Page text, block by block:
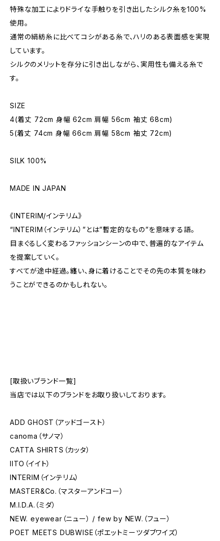
特殊な加工によりドライな手触りを引き出したシルク糸を100%
使用。
通常の絹紡糸に比べてコシがある糸で、ハリのある表面感を実現
しています。
シルクのメリットを存分に引き出しながら、実用性も備える糸で
す。
SIZE
4(着丈 72cm 身幅 62cm 肩幅 56cm 袖丈 68cm)
5(着丈 74cm 身幅 66cm 肩幅 58cm 袖丈 72cm)
SILK 100%
MADE IN JAPAN
《INTERIM/インテリム》
“INTERIM（インテリム）”とは”暫定的なもの”を意味する語。
目まぐるしく変わるファッションシーンの中で、普遍的なアイテム
を提案していく。
すべてが途中経過。纏い、身に着けることでその先の本質を味わ
うことができるのかもしれない。
[取扱いブランド一覧]
当店では以下のブランドをお取り扱いしております。
ADD GHOST（アッドゴースト）
canoma（サノマ）
CATTA SHIRTS（カッタ）
IITO（イイト）
INTERIM（インテリム）
MASTER&Co.（マスターアンドコー）
M.I.D.A.（ミダ）
NEW. eyewear（ニュー） / few by NEW.（フュー）
POET MEETS DUBWISE（ポエットミーツダブワイズ）